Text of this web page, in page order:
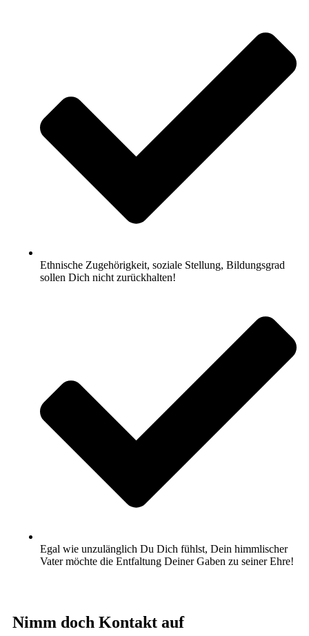
Ethnische Zugehörigkeit, soziale Stellung, Bildungsgrad
sollen Dich nicht zurückhalten!
Egal wie unzulänglich Du Dich fühlst, Dein himmlischer
Vater möchte die Entfaltung Deiner Gaben zu seiner Ehre!
Nimm doch Kontakt auf